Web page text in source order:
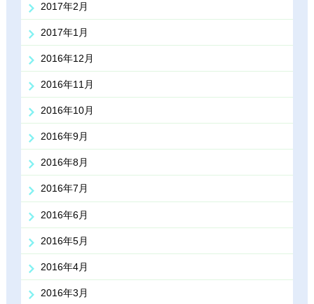
2017年2月
2017年1月
2016年12月
2016年11月
2016年10月
2016年9月
2016年8月
2016年7月
2016年6月
2016年5月
2016年4月
2016年3月